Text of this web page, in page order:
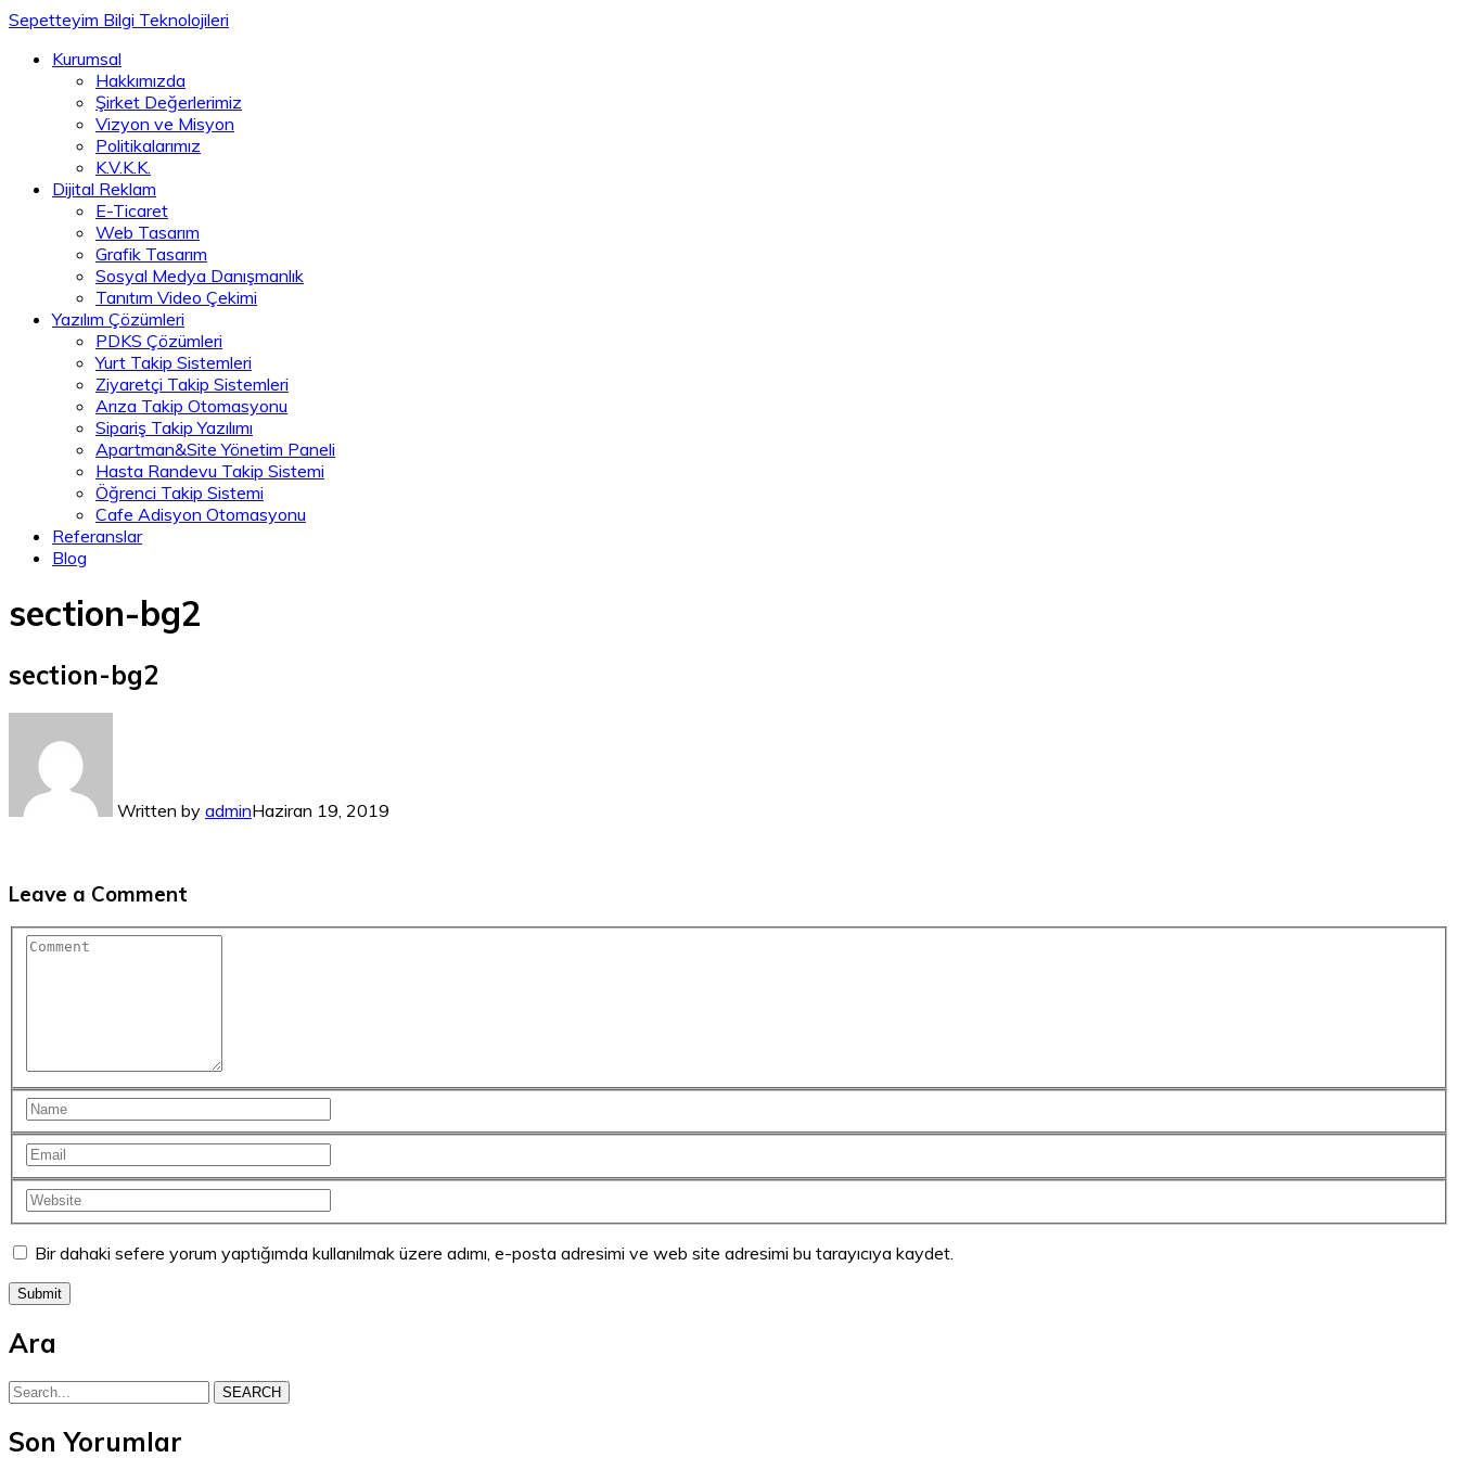
Sepetteyim Bilgi Teknolojileri
Kurumsal
Hakkımızda
Şirket Değerlerimiz
Vizyon ve Misyon
Politikalarımız
K.V.K.K.
Dijital Reklam
E-Ticaret
Web Tasarım
Grafik Tasarım
Sosyal Medya Danışmanlık
Tanıtım Video Çekimi
Yazılım Çözümleri
PDKS Çözümleri
Yurt Takip Sistemleri
Ziyaretçi Takip Sistemleri
Arıza Takip Otomasyonu
Sipariş Takip Yazılımı
Apartman&Site Yönetim Paneli
Hasta Randevu Takip Sistemi
Öğrenci Takip Sistemi
Cafe Adisyon Otomasyonu
Referanslar
Blog
section-bg2
section-bg2
Written by adminHaziran 19, 2019
Leave a Comment
Bir dahaki sefere yorum yaptığımda kullanılmak üzere adımı, e-posta adresimi ve web site adresimi bu tarayıcıya kaydet.
Ara
SEARCH
Son Yorumlar